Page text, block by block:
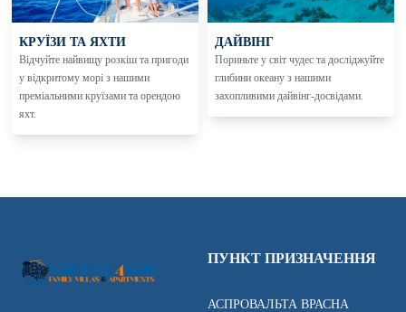
КРУЇЗИ ТА ЯХТИ
Відчуйте найвищу розкіш та пригоди
у відкритому морі з нашими
преміальними круїзами та орендою
яхт.
ДАЙВІНГ
Пориньте у світ чудес та досліджуйте
глибини океану з нашими
захопливими дайвінг-досвідами.
ПУНКТ ПРИЗНАЧЕННЯ
АСПРОВАЛЬТА ВРАСНА